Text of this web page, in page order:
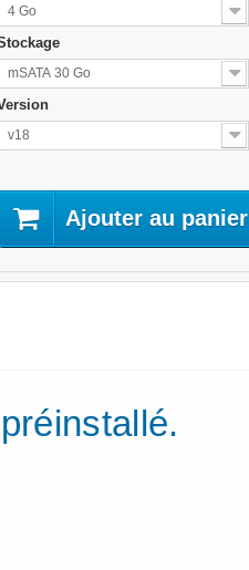
4 Go
mSATA 30 Go
v18
Ajouter au panier